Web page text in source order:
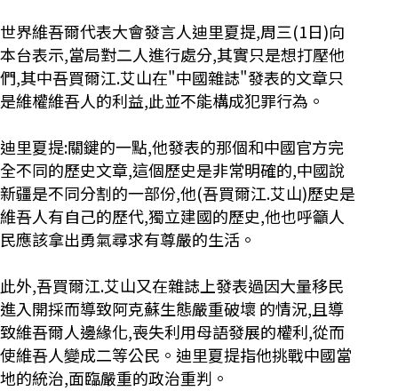
世界維吾爾代表大會發言人迪里夏提,周三(1日)向
本台表示,當局對二人進行處分,其實只是想打壓他
們,其中吾買爾江.艾山在"中國雜誌"發表的文章只
是維權維吾人的利益,此並不能構成犯罪行為。
迪里夏提:關鍵的一點,他發表的那個和中國官方完
全不同的歷史文章,這個歷史是非常明確的,中國說
新疆是不同分割的一部份,他(吾買爾江.艾山)歷史是
維吾人有自己的歷代,獨立建國的歷史,他也呼籲人
民應該拿出勇氣尋求有尊嚴的生活。
此外,吾買爾江.艾山又在雜誌上發表過因大量移民
進入開採而導致阿克蘇生態嚴重破壞 的情況,且導
致維吾爾人邊緣化,喪失利用母語發展的權利,從而
使維吾人變成二等公民。迪里夏提指他挑戰中國當
地的統治,面臨嚴重的政治重判。